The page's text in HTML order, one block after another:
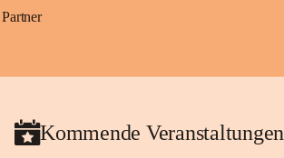
Partner
Kommende Veranstaltungen